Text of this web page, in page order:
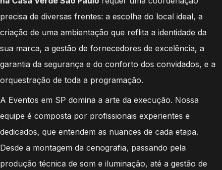
precisa de diversas frentes: a escolha do local ideal, a
criação de uma ambientação que reflita a identidade da
sua marca, a gestão de fornecedores de excelência, a
garantia da segurança e do conforto dos convidados, e a
orquestração de toda a programação.
A Eventos em SP domina a arte da execução. Nossa
equipe é composta por profissionais experientes e
dedicados, que entendem as nuances de cada etapa.
Desde a montagem da cenografia, passando pela
produção técnica de som e iluminação, até a gestão de